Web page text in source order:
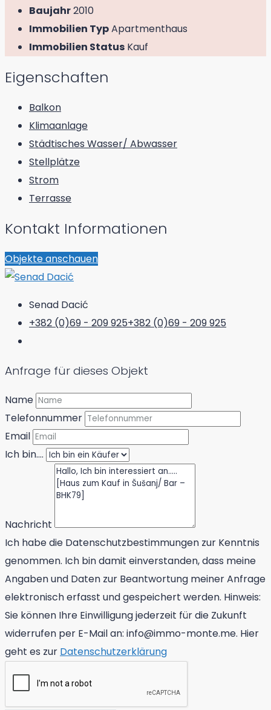
Baujahr2010
Immobilien TypApartmenthaus
Immobilien Status Kauf
Eigenschaften
Balkon
Klimaanlage
Städtisches Wasser/ Abwasser
Stellplätze
Strom
Terrasse
Kontakt Informationen
Objekte anschauen
Senad Dacić
+382 (0)69 - 209 925+382 (0)69 - 209 925
Anfrage für dieses Objekt
Name
Telefonnummer
Email
Ich bin....
Nachricht
Ich habe die Datenschutzbestimmungen zur Kenntnis
genommen. Ich bin damit einverstanden, dass meine
Angaben und Daten zur Beantwortung meiner Anfrage
elektronisch erfasst und gespeichert werden. Hinweis:
Sie können Ihre Einwilligung jederzeit für die Zukunft
widerrufen per E-Mail an: info@immo-monte.me. Hier
geht es zur Datenschutzerklärung